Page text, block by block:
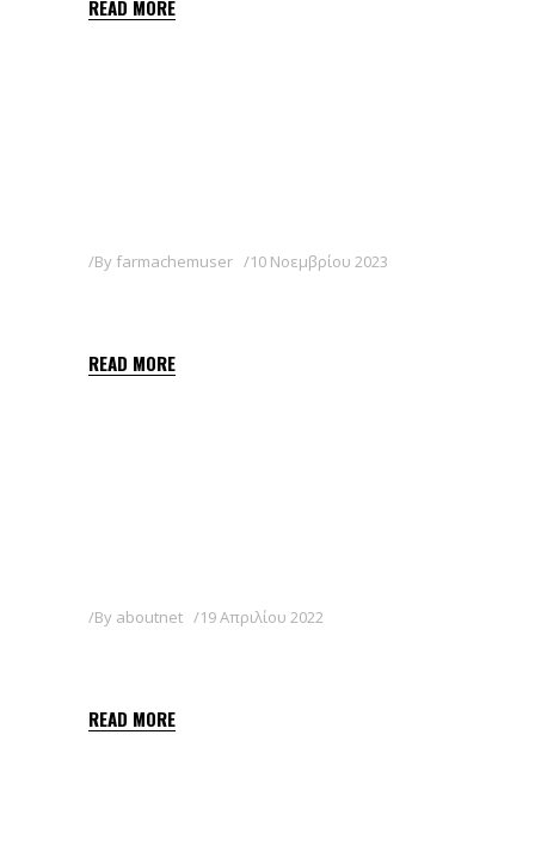
READ MORE
By farmachemuser 10 Νοεμβρίου 2023
READ MORE
By aboutnet 19 Απριλίου 2022
READ MORE